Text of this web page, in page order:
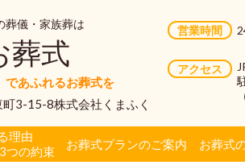
葬儀・家族葬は
葬式
であふれるお葬式を
3-15-8株式会社くまふく
営業時間
アクセス
理由
つの約束
お葬式プランのご案内 お葬式